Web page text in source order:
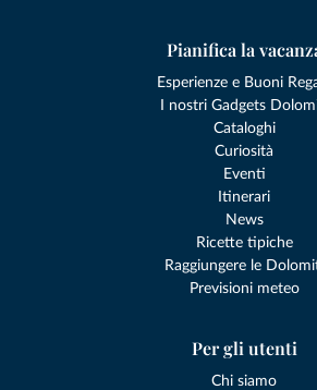
Pianifica la
Esperienze e Buoni
I nostri Gadgets
Cataloghi
Curiosità
Eventi
Itinerari
News
Ricette tipiche
Raggiungere le
Previsioni meteo
Per gli utenti
Chi siamo